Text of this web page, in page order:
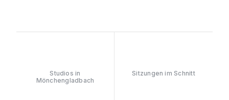
Studios in
Mönchengladbach
Sitzungen im Schnitt